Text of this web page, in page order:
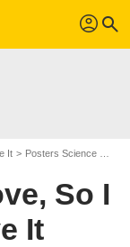
profil search
It Posters Science Fell in Love, So I Tried to Prove It
So I
It